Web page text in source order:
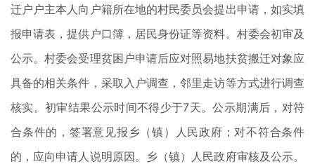
迁户户主本人向户籍所在地的村民委员会提出申请，如实填
报申请表，提供户口簿，居民身份证等资料。村委会初审及
公示。村委会受理贫困户申请后应对照易地扶贫搬迁对象应
具备的相关条件，采取入户调查，邻里走访等方式进行调查
核实。初审结果公示时间不得少于7天。公示期满后，对符
合条件的，签署意见报乡（镇）人民政府；对不符合条件
的，应向申请人说明原因。乡（镇）人民政府审核及公示。